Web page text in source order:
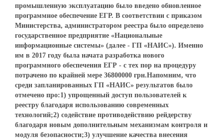
промышленную эксплуатацию было введено обновленное
программное обеспечение ЕГР. В соответствии с приказом
Министерства, администратором реестра было определено
государственное предприятие «Национальные
информационные системы» (далее - ГП «НАИС»). Именно
им в 2017 году была начата разработка нового
программного обеспечения ЕГР - с тех пор на процедуру
потрачено по крайней мере 36800000 грн.Напомним, что
среди запланированных ГП «НАИС» результатов было
отмечено про:1) упрощенный доступ пользователей к
реестру благодаря использованию современных
технологий;2) содействие противодействию рейдерству
благодаря новым дополнительным механизмам контроля и
модуля безопасности;3) улучшение качества внесения